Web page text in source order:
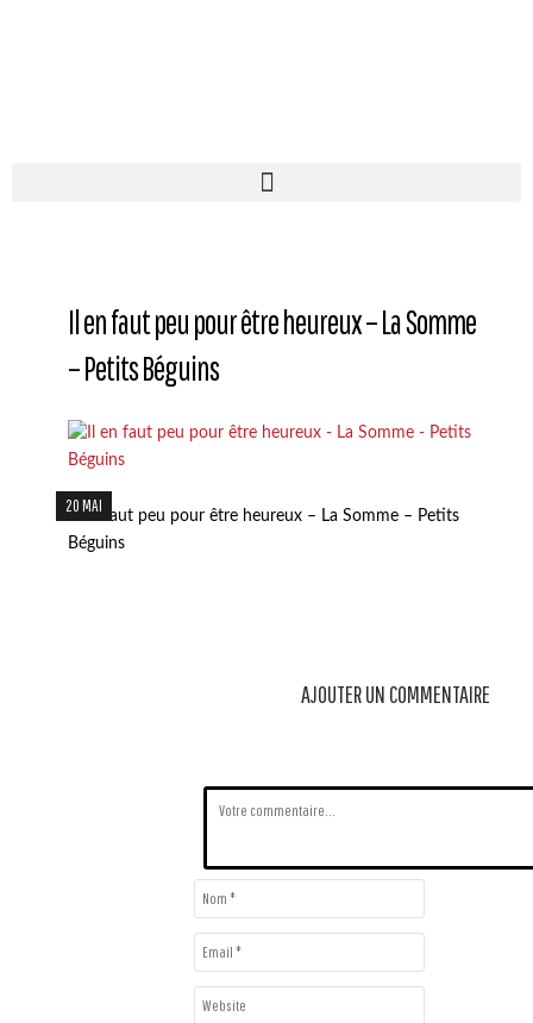
Il en faut peu pour être heureux – La Somme
– Petits Béguins
20 MAI
Il en faut peu pour être heureux – La Somme – Petits
Béguins
AJOUTER UN COMMENTAIRE